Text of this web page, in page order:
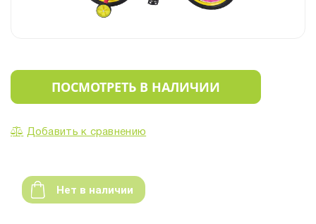
ПОСМОТРЕТЬ В НАЛИЧИИ
Добавить к сравнению
Нет в наличии